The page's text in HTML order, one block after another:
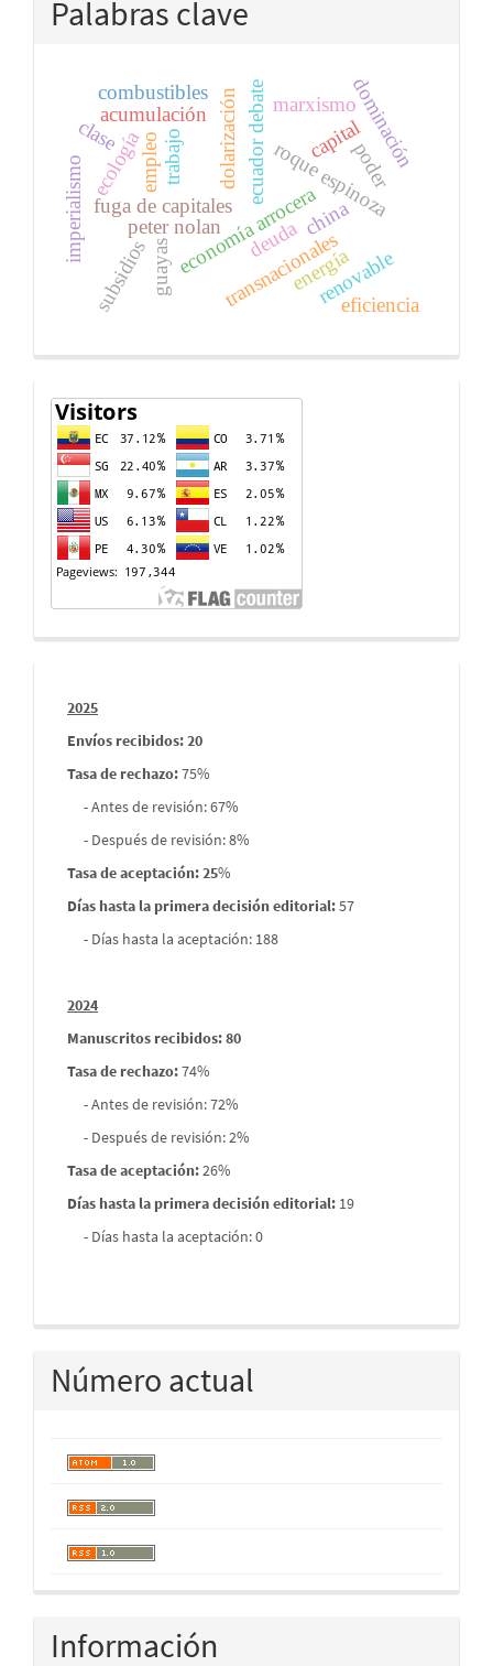
Palabras clave
economía arrocera
roque espinoza
guayas
ecuador debate
trabajo
empleo
china
peter nolan deuda
transnacionales
fuga de capitales
dolarización capital
acumulación
poder
dominación
energía
renovable
subsidios eficiencia
combustibles
marxismo
imperialismoecología
clase
Contador
de
visitas
Informes
envios
2025
Envíos recibidos: 20
Tasa de rechazo:75%
- Antes de revisión: 67%
- Después de revisión: 8%
Tasa de aceptación: 25%
Días hasta la primera decisión editorial:57
- Días hasta la aceptación: 188
2024
Manuscritos recibidos: 80
Tasa de rechazo:74%
- Antes de revisión: 72%
- Después de revisión: 2%
Tasa de aceptación:26%
Días hasta la primera decisión editorial: 19
- Días hasta la aceptación: 0
Número actual
Información